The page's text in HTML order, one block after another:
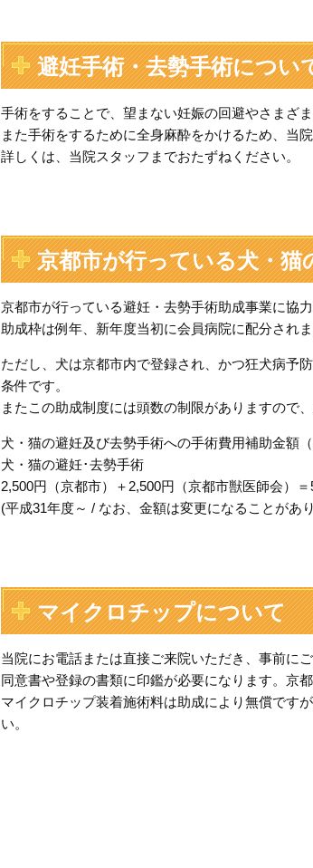
避妊手術・去勢手術につい
手術をすることで、望まない妊娠の回避やさまざ
また手術をするために全身麻酔をかけるため、当
詳しくは、当院スタッフまでおたずねください。
京都市が行っている犬・猫
京都市が行っている避妊・去勢手術助成事業に協
助成枠は例年、新年度当初に会員病院に配分されま
ただし、犬は京都市内で登録され、かつ狂犬病予
条件です。
またこの助成制度には頭数の制限がありますので
犬・猫の避妊及び去勢手術への手術費用補助金額（
犬・猫の避妊･去勢手術
2,500円（京都市）＋2,500円（京都市獣医師会）＝
(平成31年度～ / なお、金額は変更になることがあ
マイクロチップについて
当院にお電話または直接ご来院いただき、事前にご
同意書や登録の書類に印鑑が必要になります。京
マイクロチップ装着施術料は助成により無償です
い。